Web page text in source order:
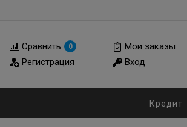
Сравнить 0
Регистрация
Мои заказы
Вход
Кредит